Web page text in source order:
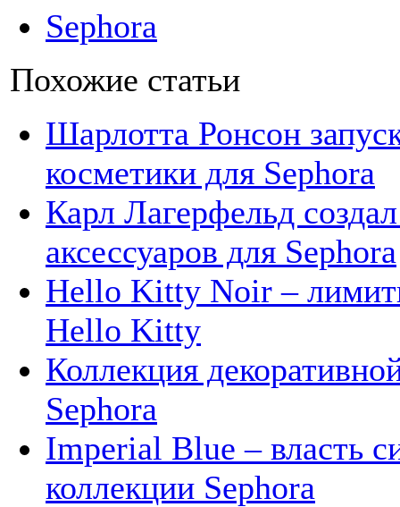
Sephora
Похожие статьи
Шарлотта Ронсон
косметики для Sephora
Карл Лагерфельд
аксессуаров для Sephora
Hello Kitty Noir –
Hello Kitty
Коллекция
Sephora
Imperial Blue – власть
коллекции Sephora